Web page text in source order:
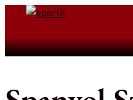
Skip
contentSearch